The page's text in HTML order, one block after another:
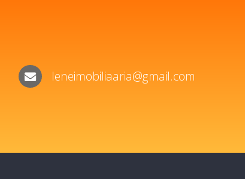
leneimobiliaaria@gmail.com